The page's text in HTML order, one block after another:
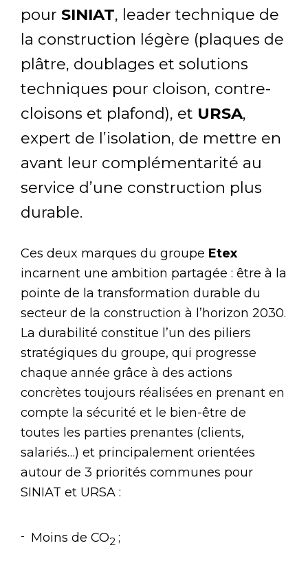
pour SINIAT, leader technique de
la construction légère (plaques de
plâtre, doublages et solutions
techniques pour cloison, contre-
cloisons et plafond), et URSA,
expert de l’isolation, de mettre en
avant leur complémentarité au
service d’une construction plus
durable.
Ces deux marques du groupe Etex
incarnent une ambition partagée : être à la
pointe de la transformation durable du
secteur de la construction à l’horizon 2030.
La durabilité constitue l’un des piliers
stratégiques du groupe, qui progresse
chaque année grâce à des actions
concrètes toujours réalisées en prenant en
compte la sécurité et le bien-être de
toutes les parties prenantes (clients,
salariés…) et principalement orientées
autour de 3 priorités communes pour
SINIAT et URSA :
Moins de CO2 ;